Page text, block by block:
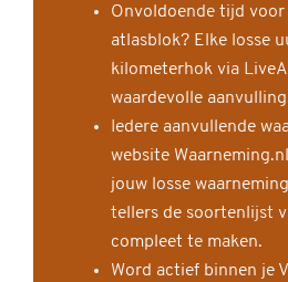
Onvoldoende tijd
atlasblok? Elke losse
kilometerhok via
waardevolle
Iedere aanvullende
website
jouw losse
tellers de soortenlijst
compleet te maken.
Word actief binnen je